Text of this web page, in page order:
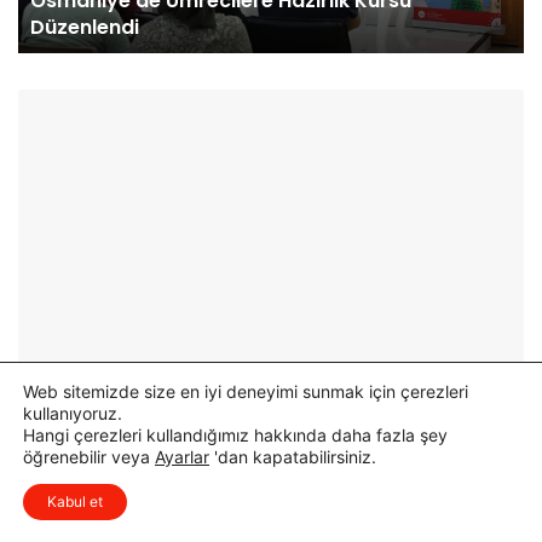
e
s
p
A
s
f
a
t
Tamamlandı
Web sitemizde size en iyi deneyimi sunmak için çerezleri
kullanıyoruz.
Hangi çerezleri kullandığımız hakkında daha fazla şey
öğrenebilir veya Ayarlar 'dan kapatabilirsiniz.
Kabul et
Düşüncelerinizi çok isterim, lütfen